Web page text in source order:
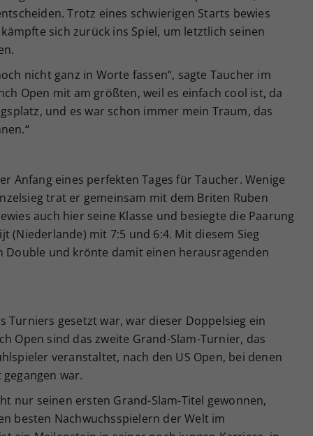
Trotz eines schwierigen Starts bewies
sich zurück ins Spiel, um letztlich seinen
nicht ganz in Worte fassen“, sagte Taucher im
Open mit am größten, weil es einfach cool ist, da
und es war schon immer mein Traum, das
Anfang eines perfekten Tages für Taucher. Wenige
trat er gemeinsam mit dem Briten Ruben
auch hier seine Klasse und besiegte die Paarung
(Niederlande) mit 7:5 und 6:4. Mit diesem Sieg
und krönte damit einen herausragenden
Turniers gesetzt war, war dieser Doppelsieg ein
Open sind das zweite Grand-Slam-Turnier, das
veranstaltet, nach den US Open, bei denen
war.
nur seinen ersten Grand-Slam-Titel gewonnen,
besten Nachwuchsspielern der Welt im